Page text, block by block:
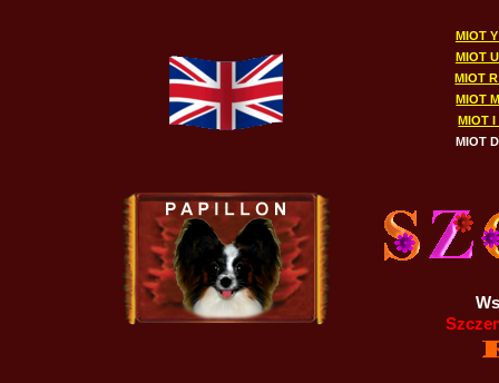
MIOT
MIOT
MIOT
MIOT
MIOT I
MIOT